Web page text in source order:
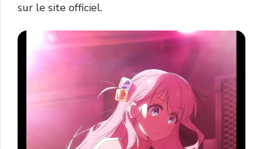
sur le site officiel.